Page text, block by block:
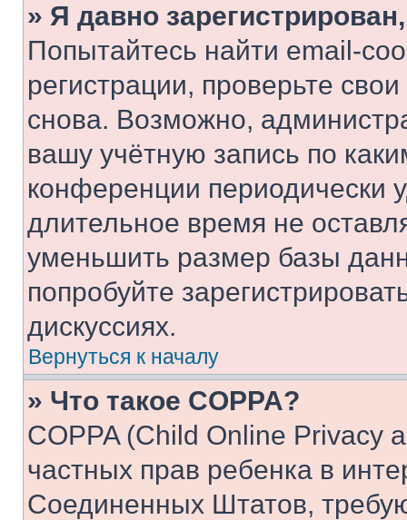
» Я давно
Попытайтесь найти email-
регистрации, проверьте
снова. Возможно,
вашу учётную запись по
конференции периодически
длительное время не
уменьшить размер базы
попробуйте
дискуссиях.
Вернуться к началу
» Что такое COPPA?
COPPA (Child Online Privacy
частных прав ребенка в
Соединенных Штатов,